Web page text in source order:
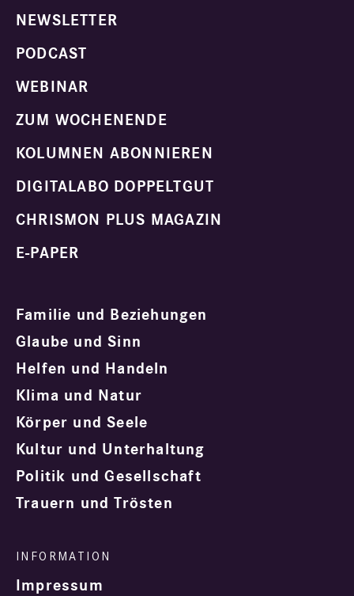
NEWSLETTER
PODCAST
WEBINAR
ZUM WOCHENENDE
KOLUMNEN ABONNIEREN
DIGITALABO DOPPELTGUT
CHRISMON PLUS MAGAZIN
E-PAPER
Familie und Beziehungen
Glaube und Sinn
Helfen und Handeln
Klima und Natur
Körper und Seele
Kultur und Unterhaltung
Politik und Gesellschaft
Trauern und Trösten
Impressum